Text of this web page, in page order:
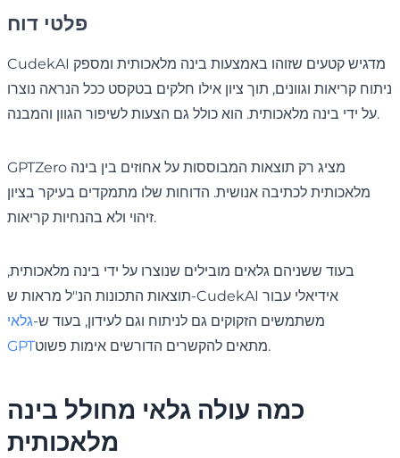
פלטי דוח
CudekAI מדגיש קטעים שזוהו באמצעות בינה מלאכותית ומספק
ניתוח קריאות וגוונים, תוך ציון אילו חלקים בטקסט ככל הנראה נוצרו
על ידי בינה מלאכותית. הוא כולל גם הצעות לשיפור הגוון והמבנה.
GPTZero מציג רק תוצאות המבוססות על אחוזים בין בינה
מלאכותית לכתיבה אנושית. הדוחות שלו מתמקדים בעיקר בציון
זיהוי ולא בהנחיות קריאות.
בעוד ששניהם גלאים מובילים שנוצרו על ידי בינה מלאכותית,
תוצאות התכונות הנ"ל מראות ש-CudekAI אידיאלי עבור
משתמשים הזקוקים גם לניתוח וגם לעידון, בעוד ש-גלאי
GPT
מתאים להקשרים הדורשים אימות פשוט.
כמה עולה גלאי מחולל בינה
מלאכותית